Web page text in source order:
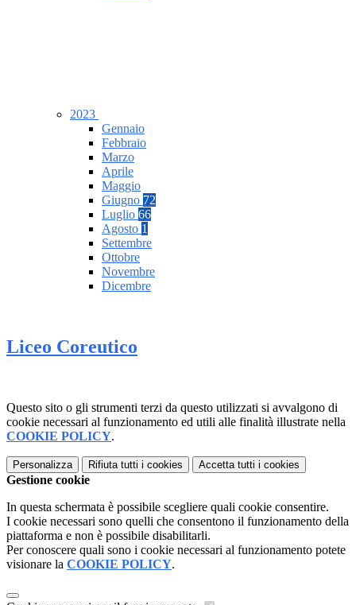
2023
Gennaio
Febbraio
Marzo
Aprile
Maggio
Giugno 72
Luglio 66
Agosto 1
Settembre
Ottobre
Novembre
Dicembre
Liceo Coreutico
Questo sito o gli strumenti terzi da questo utilizzati si avvalgono di
cookie necessari al funzionamento ed utili alle finalità illustrate nella
COOKIE POLICY.
Personalizza Rifiuta tutti i cookies Accetta tutti i cookies
Gestione cookie
In questa schermata è possibile scegliere quali cookie consentire.
I cookie necessari sono quelli che consentono il funzionamento della
piattaforma e non è possibile disabilitarli.
Per conoscere quali sono i cookie necessari al funzionamento potete
visionare la COOKIE POLICY.